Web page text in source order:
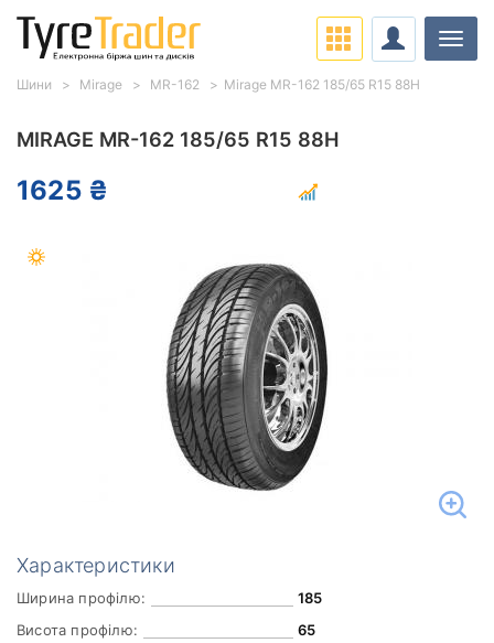
MIRAGE MR-162 185/65 R15 88H
1625 ₴
Характеристики
Ширина профілю:
185
Висота профілю:
65
Шини Mirage MR-162 Mirage MR-162 185/65 R15 88H